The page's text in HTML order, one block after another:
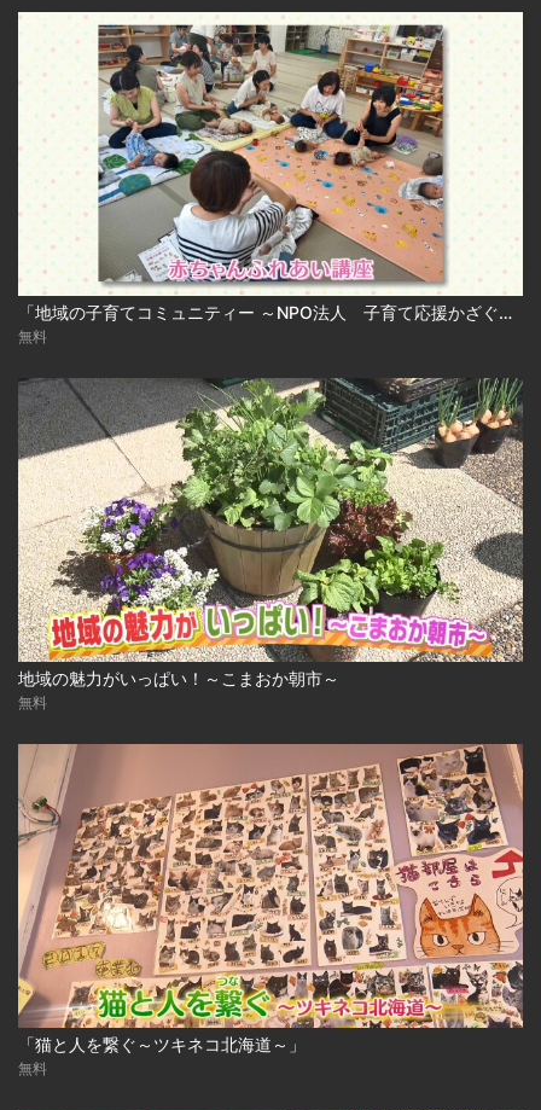
「地域の子育てコミュニティー ～NPO法人 子育て応援かざぐるま～」
無料
地域の魅力がいっぱい！～こまおか朝市～
無料
「猫と人を繋ぐ～ツキネコ北海道～」
無料